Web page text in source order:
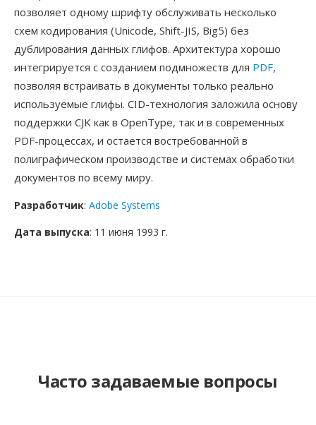
позволяет одному шрифту обслуживать несколько
схем кодирования (Unicode, Shift-JIS, Big5) без
дублирования данных глифов. Архитектура хорошо
интегрируется с созданием подмножеств для PDF,
позволяя встраивать в документы только реально
используемые глифы. CID-технология заложила основу
поддержки CJK как в OpenType, так и в современных
PDF-процессах, и остается востребованной в
полиграфическом производстве и системах обработки
документов по всему миру.
Разработчик: Adobe Systems
Дата выпуска: 11 июня 1993 г.
Часто задаваемые вопросы